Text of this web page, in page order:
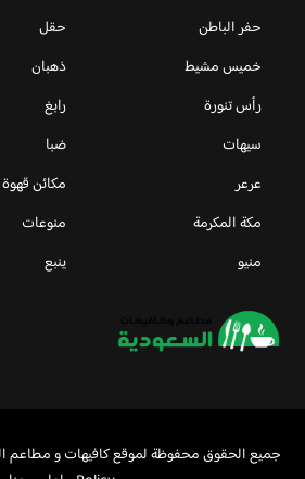
حفر الباطن
حقل
خميس مشيط
ذهبان
رأس تنورة
رابغ
سيهات
ضبا
عرعر
مكائن قهوة
مكة المكرمة
منوعات
منيو
ينبع
جميع الحقوق محفوظة لموقع كافيهات و مطاعم